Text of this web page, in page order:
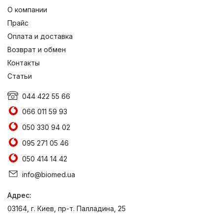
О компании
Прайс
Оплата и доставка
Возврат и обмен
Контакты
Статьи
044 422 55 66
066 011 59 93
050 330 94 02
095 271 05 46
050 414 14 42
info@biomed.ua
Адрес:
03164, г. Киев, пр-т. Палладина, 25